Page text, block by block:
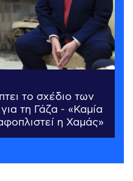
το σχέδιο των
τη Γάζα - «Καμία
η Χαμάς»